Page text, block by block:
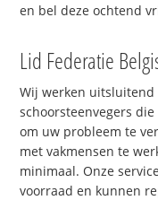
en bel deze ochtend
Lid Federatie
Wij werken
schoorsteenvegers
om uw probleem te
met vakmensen te
minimaal. Onze
voorraad en kunnen